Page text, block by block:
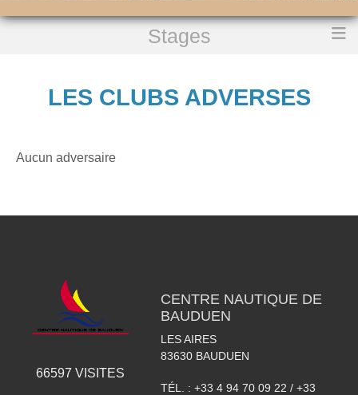
Stages
Les clubs adverses
LES CLUBS ADVERSES
Aucun adversaire
66597 VISITES
CENTRE NAUTIQUE DE
BAUDUEN
LES AIRES
83630 BAUDUEN
TÉL. : +33 4 94 70 09 22 / +33